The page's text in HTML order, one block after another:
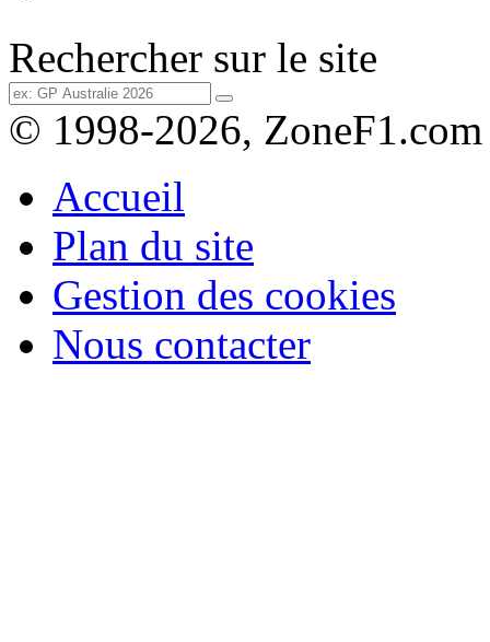
Rechercher sur le site
© 1998-2026, ZoneF1.com
Accueil
Plan du site
Gestion des cookies
Nous contacter